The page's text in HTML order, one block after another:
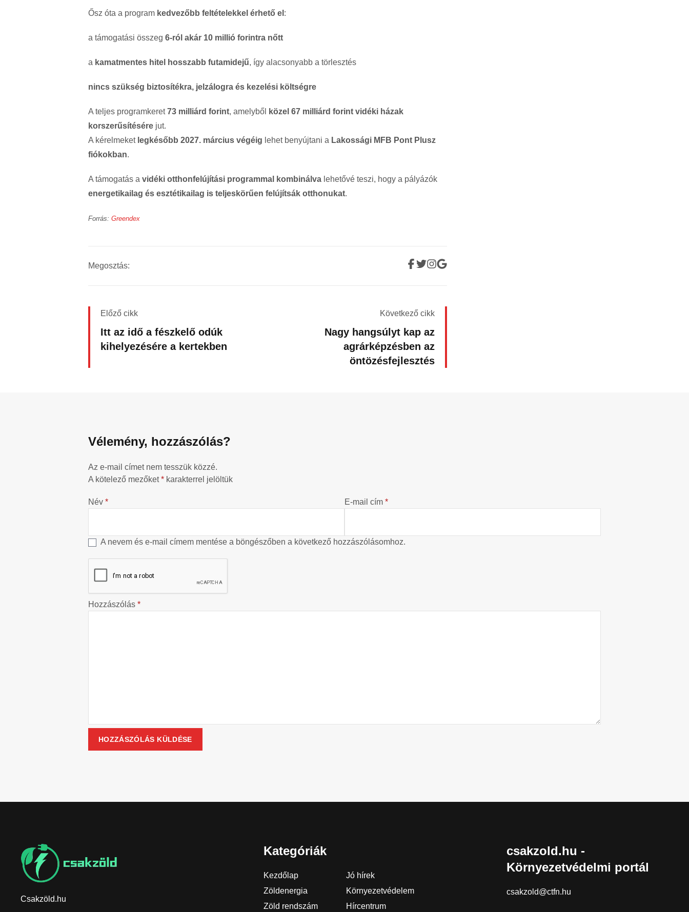
Ősz óta a program kedvezőbb feltételekkel érhető el :
a támogatási összeg 6-ról akár 10 millió forintra nőtt
a kamatmentes hitel hosszabb futamidejű, így alacsonyabb a törlesztés
nincs szükség biztosítékra, jelzálogra és kezelési költségre
A teljes programkeret73 milliárd forint, amelyből
közel 67 milliárd forint vidéki házak
korszerűsítésére jut.
A kérelmeket legkésőbb 2027. március végéig lehet benyújtani a Lakossági MFB Pont Plusz
fiókokban.
A támogatás a vidéki otthonfelújítási programmal kombinálva lehetővé teszi, hogy a pályázók
energetikailag és esztétikailag is teljeskörűen felújítsák otthonukat.
Forrás: Greendex
Megosztás:
Előző cikk
Itt az idő a fészkelő odúk
kihelyezésére a kertekben
Következő cikk
Nagy hangsúlyt kap az
agrárképzésben az
öntözésfejlesztés
Vélemény, hozzászólás?
Az e-mail címet nem tesszük közzé.
A kötelező mezőket* karakterrel jelöltük
Név * E-mail cím *
A nevem és e-mail címem mentése a böngészőben a következő hozzászólásomhoz.
Hozzászólás *
Csakzöld.hu
Kategóriák
Kezdőlap
Jó hírek
Zöldenergia
Környezetvédelem
Zöld rendszám
Hírcentrum
csakzold.hu -
Környezetvédelmi portál
csakzold@ctfn.hu